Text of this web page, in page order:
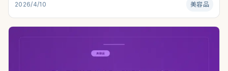
整理しています。皮膚科学・最新研究を参照し、肌タイプ別の選
2026/4/10 美容品